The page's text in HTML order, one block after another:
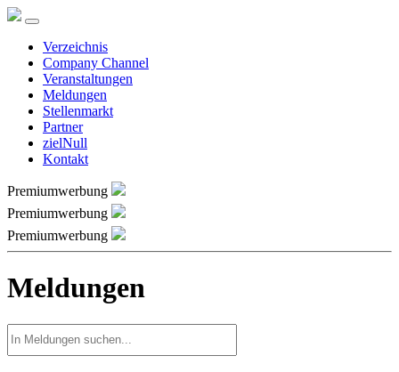
Verzeichnis
Company Channel
Veranstaltungen
Meldungen
Stellenmarkt
Partner
zielNull
Kontakt
Premiumwerbung
Premiumwerbung
Premiumwerbung
Meldungen